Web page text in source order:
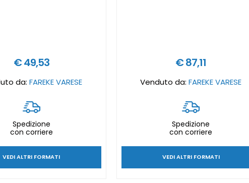
€ 49,53
da: FAREKE VARESE
Spedizione
con corriere
VEDI ALTRI FORMATI
€ 87,11
Venduto da:FAREKE VARESE
Spedizione
con corriere
VEDI ALTRI FORMATI